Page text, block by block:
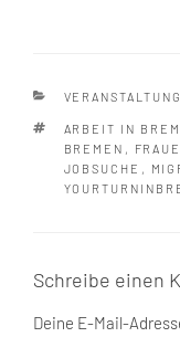
KATEGORIEN
SCHLAGWÖRTER
ARBEIT IN
BREMEN ,
JOBSUCHE ,
Schreibe einen
Deine E-Mail-